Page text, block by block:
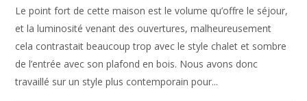
Le point fort de cette maison est le volume qu’offre le séjour,
et la luminosité venant des ouvertures, malheureusement
cela contrastait beaucoup trop avec le style chalet et sombre
de l’entrée avec son plafond en bois. Nous avons donc
travaillé sur un style plus contemporain pour...